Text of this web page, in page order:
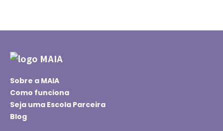
Sobre a MAIA
Como funciona
Seja uma Escola Parceira
Blog